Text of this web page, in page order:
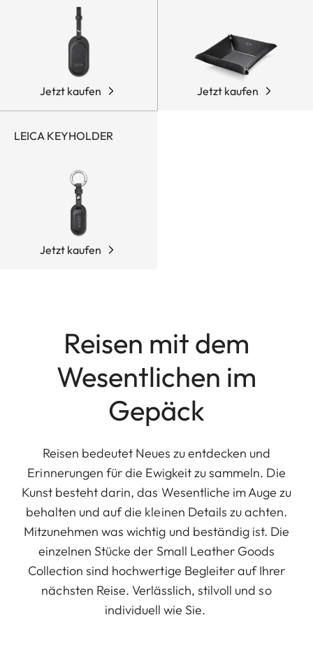
Jetzt kaufen Jetzt kaufen
LEICA KEYHOLDER
Jetzt kaufen
Reisen mit dem
Wesentlichen im
Gepäck
Reisen bedeutet Neues zu entdecken und
Erinnerungen für die Ewigkeit zu sammeln. Die
Kunst besteht darin, das Wesentliche im Auge zu
behalten und auf die kleinen Details zu achten.
Mitzunehmen was wichtig und beständig ist. Die
einzelnen Stücke der Small Leather Goods
Collection sind hochwertige Begleiter auf Ihrer
nächsten Reise. Verlässlich, stilvoll und so
individuell wie Sie.